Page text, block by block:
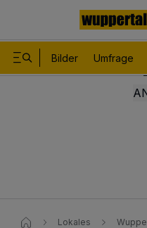
Bilder Umfrage
Lokales